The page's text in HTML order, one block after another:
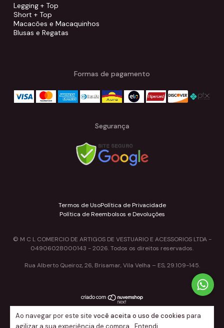
Ao navegar por este site você aceita o uso de cookies para
agilizar a sua experiência de compra.
Entendi
Legging + Top
Short + Top
Macacões e Macaquinhos
Blusas e Regatas
Formas de pagamento
Segurança
Termos de UsoPolítica de Privacidade
Política de Reembolsos e Devoluções
© M C L COMERCIO DE ARTIGOS DE VESTUARIO E ACESSORIOS LTDA -
04906028000143 - 2026. Todos os direitos reservados.
Rua Alberto Queiroz, 26, Brisamar, Vila Velha – ES, 29.109-145.